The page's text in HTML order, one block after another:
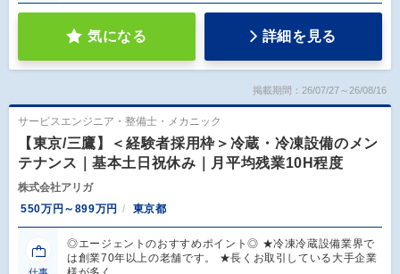
気になる 詳細を見る
掲載期間：26/07/27～26/08/16
サービスエンジニア・整備士・メカニック
【東京/三鷹】＜経験者採用枠＞冷蔵・冷凍設備のメン
テナンス｜基本土日祝休み｜月平均残業10H程度
株式会社アリガ
550万円～899万円
東京都
◎エージェントのおすすめポイント◎ ★冷凍冷蔵設備業界で
は創業70年以上の老舗です。 ★長くお取引している大手企業